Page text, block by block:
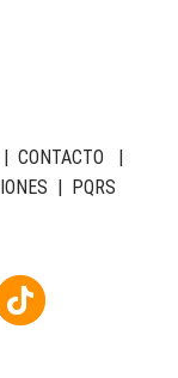
CONTACTO |
| PQRS